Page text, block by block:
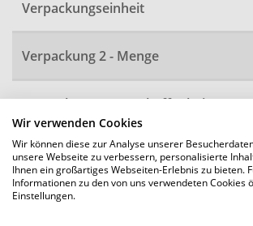
Wir verwenden Cookies
Wir können diese zur Analyse unserer
unsere Webseite zu verbessern, personalisierte
Ihnen ein großartiges Webseiten-Erlebnis zu bieten.
Informationen zu den von uns verwendeten Cookies
Einstellungen.
Verpackungseinheit
Verpackung 2 - Menge
Verpackung 2 - Beschaffenheit
Artikelnummer